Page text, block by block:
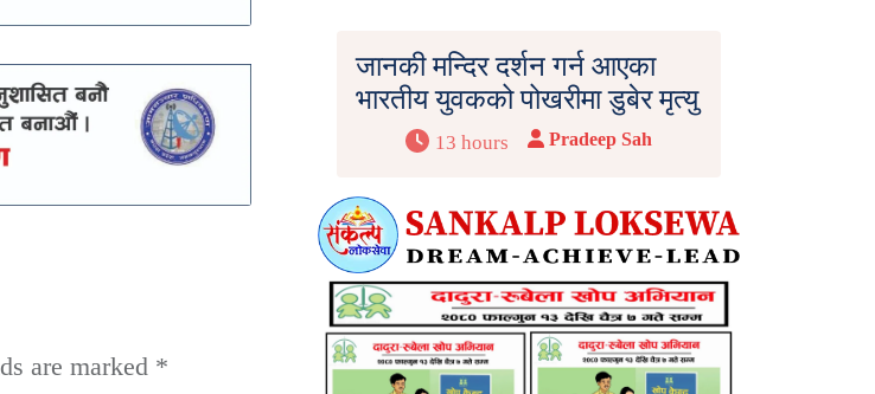
are marked *
जानकी मन्दिर दर्शन गर्न आएका
भारतीय युवकको पोखरीमा डुबेर मृत्यु
13 hours Pradeep Sah